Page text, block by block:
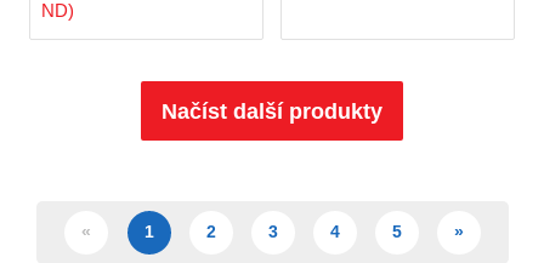
ND)
Načíst další produkty
« 1 2 3 4 5 »